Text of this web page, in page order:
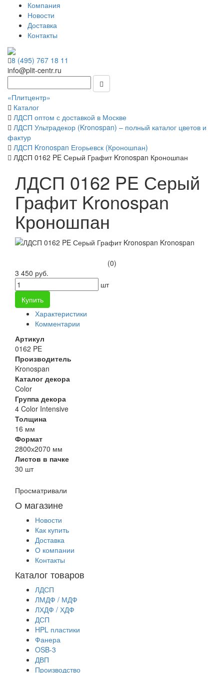
Компания
Новости
Доставка
Контакты
8 (495) 767 18 11
info@plit-centr.ru
«Плитцентр»
Каталог
ЛДСП оптом с доставкой в Москве
ЛДСП Ультрадекор (Kronospan) – полный каталог цветов и
фактур
ЛДСП Kronospan Егорьевск (Кроношпан)
ЛДСП 0162 PE Серый Графит Kronospan Кроношпан
ЛДСП 0162 PE Серый
Графит Kronospan
Кроношпан
(0)
3 450 руб.
шт
Купить
Характеристики
Комментарии
Артикул
0162 PE
Производитель
Kronospan
Каталог декора
Color
Группа декора
4 Color Intensive
Толщина
16 мм
Формат
2800х2070 мм
Листов в пачке
30 шт
Просматривали
О магазине
Новости
Как купить
Доставка
О компании
Контакты
Каталог товаров
ЛДСП
ЛМДФ / МДФ
ЛХДФ / ХДФ
ДСП
HPL пластики
Фанера
OSB-3
ДВП
Производство